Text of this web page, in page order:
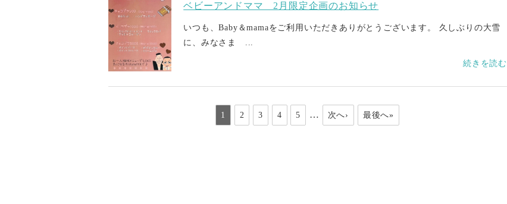
ベビーアンドママ 2月限定企画のお知らせ
いつも、Baby＆mamaをご利用いただきありがとうございます。 久しぶりの大雪
に、みなさま ...
続きを読む
1 2 3 4 5 … 次へ› 最後へ»